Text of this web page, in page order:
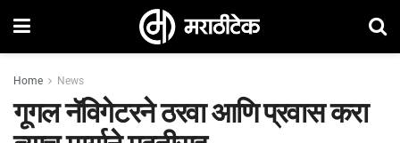
Home News
गूगल नॅविगेटरने ठरवा आणि प्रवास करा